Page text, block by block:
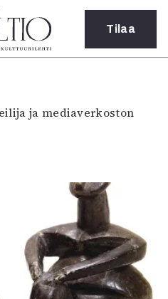
Tilaa
ja mediaverkoston